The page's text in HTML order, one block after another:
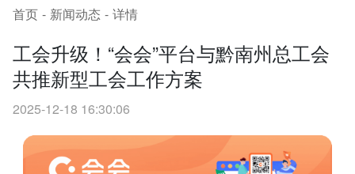
首页 - 新闻动态 - 详情
工会升级！“会会”平台与黔南州总工会
共推新型工会工作方案
2025-12-18 16:30:06